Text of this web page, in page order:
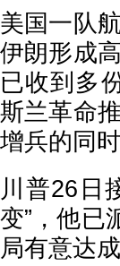
美国一队
伊朗形成
已收到多
斯兰革命
增兵的同
川普26日
变”，他已
局有意达成